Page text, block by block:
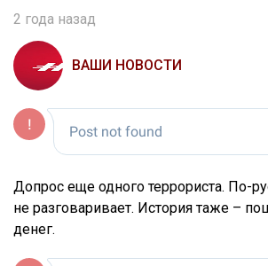
2 года назад
ВАШИ НОВОСТИ
Допрос еще одного террориста. По-
не разговаривает. История таже –
денег.